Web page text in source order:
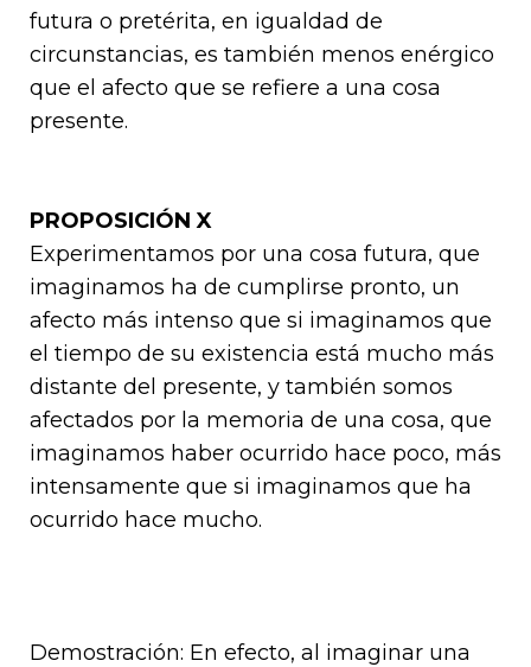
futura o pretérita, en igualdad de
circunstancias, es también menos enérgico
que el afecto que se refiere a una cosa
presente.
PROPOSICIÓN X
Experimentamos por una cosa futura, que
imaginamos ha de cumplirse pronto, un
afecto más intenso que si imaginamos que
el tiempo de su existencia está mucho más
distante del presente, y también somos
afectados por la memoria de una cosa, que
imaginamos haber ocurrido hace poco, más
intensa­mente que si imaginamos que ha
ocurrido hace mucho.
Demostración: En efecto, al imaginar una